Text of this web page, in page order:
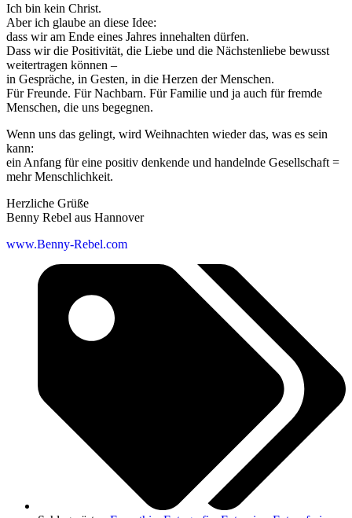
Ich bin kein Christ.
Aber ich glaube an diese Idee:
dass wir am Ende eines Jahres innehalten dürfen.
Dass wir die Positivität, die Liebe und die Nächstenliebe bewusst
weitertragen können –
in Gespräche, in Gesten, in die Herzen der Menschen.
Für Freunde. Für Nachbarn. Für Familie und ja auch für fremde
Menschen, die uns begegnen.
Wenn uns das gelingt, wird Weihnachten wieder das, was es sein
kann:
ein Anfang für eine positiv denkende und handelnde Gesellschaft =
mehr Menschlichkeit.
Herzliche Grüße
Benny Rebel aus Hannover
www.Benny-Rebel.com